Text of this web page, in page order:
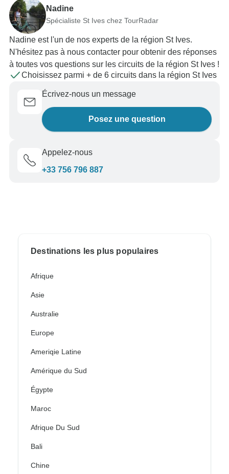
Nadine
Spécialiste St Ives chez TourRadar
Nadine est l'un de nos experts de la région St Ives.
N'hésitez pas à nous contacter pour obtenir des réponses
à toutes vos questions sur les circuits de la région St Ives !
Choisissez parmi + de 6 circuits dans la région St Ives
Écrivez-nous un message
Posez une question
Appelez-nous
+33 756 796 887
Destinations les plus populaires
Afrique
Asie
Australie
Europe
Ameriqie Latine
Amérique du Sud
Égypte
Maroc
Afrique Du Sud
Bali
Chine